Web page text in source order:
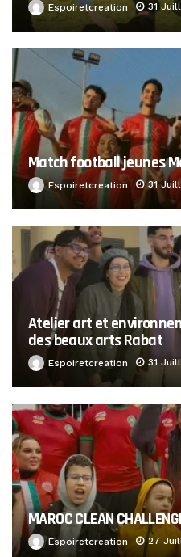
Espoiretcreation 31
Match football jeunes
Espoiretcreation 31
Atelier art et
des beaux arts Rabat
Espoiretcreation 31
MAROC CLEAN
Espoiretcreation 27